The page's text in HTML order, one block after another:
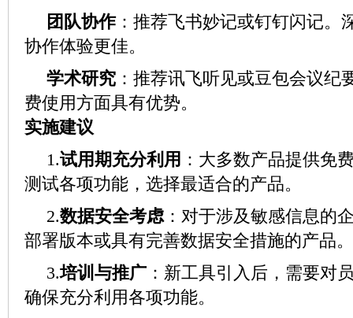
团队协作：推荐飞书妙记或钉钉闪记。
协作体验更佳。
学术研究 ：推荐讯飞听见或豆包会议纪
费使用方面具有优势。
实施建议
1.试用期充分利用 ：大多数产品提供免
测试各项功能，选择最适合的产品。
2.数据安全考虑：对于涉及敏感信息的
部署版本或具有完善数据安全措施的产品。
3.培训与推广 ：新工具引入后，需要对
确保充分利用各项功能。